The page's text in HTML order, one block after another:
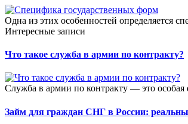
Одна из этих особенностей определяется
Интересные записи
Что такое служба в армии по контракту?
Служба в армии по контракту — это
Займ для граждан СНГ в России: